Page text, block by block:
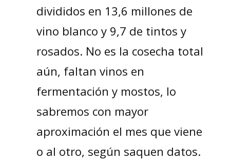
divididos en 13,6 millones de
vino blanco y 9,7 de tintos y
rosados. No es la cosecha total
aún, faltan vinos en
fermentación y mostos, lo
sabremos con mayor
aproximación el mes que viene
o al otro, según saquen datos.